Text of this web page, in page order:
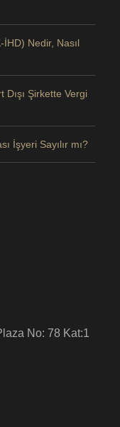
İHD) Nedir, Nasıl
Dışı Şirkette Vergi
İşyeri Sayılır mı?
No: 78 Kat:1